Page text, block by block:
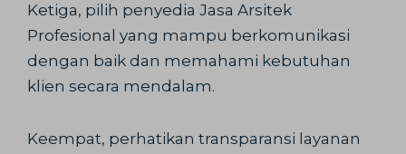
Ketiga, pilih penyedia Jasa Arsitek
Profesional yang mampu berkomunikasi
dengan baik dan memahami kebutuhan
klien secara mendalam.
Keempat, perhatikan transparansi layanan